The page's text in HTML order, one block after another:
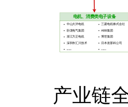
产业链